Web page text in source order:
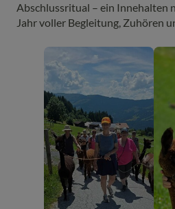
Abschlussritual – ein Innehalten
Jahr voller Begleitung, Zuhören